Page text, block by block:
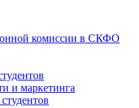
комиссии в СКФО
и маркетинга